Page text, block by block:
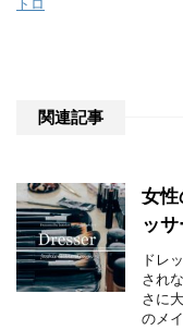
トロ
関連記事
女性
ッサ
ドレ
され
さに
のメ